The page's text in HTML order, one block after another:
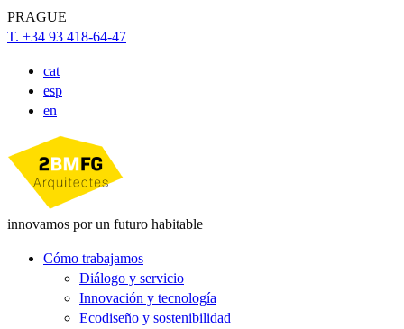
PRAGUE
T. +34 93 418-64-47
cat
esp
en
innovamos por un futuro habitable
Cómo trabajamos
Diálogo y servicio
Innovación y tecnología
Ecodiseño y sostenibilidad